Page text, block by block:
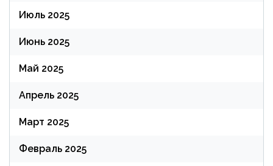
Июль 2025
Июнь 2025
Май 2025
Апрель 2025
Март 2025
Февраль 2025